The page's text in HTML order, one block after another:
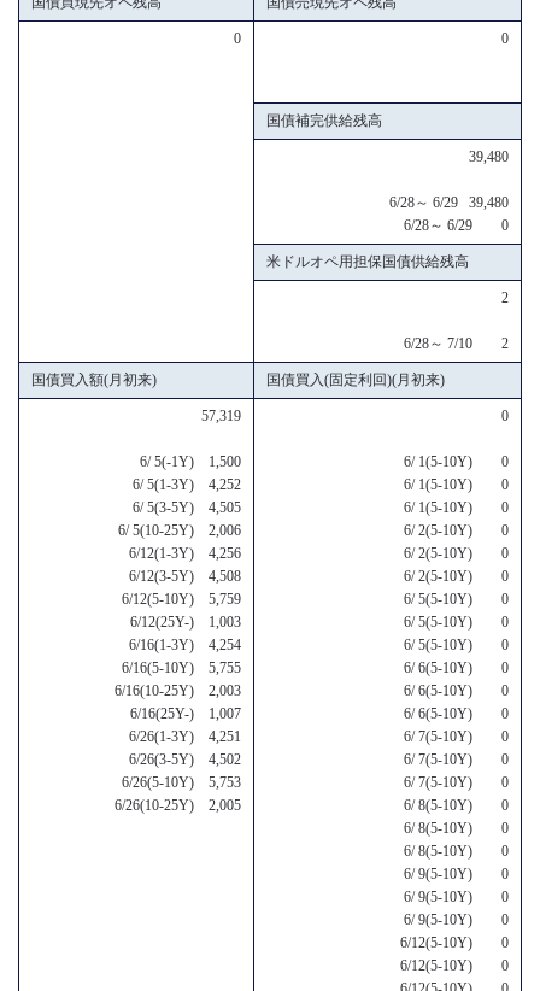
0 0
国債補完供給残高
39,480
6/28～ 6/29 39,480
6/28～ 6/29 0
米ドルオペ用担保国債供給残高
2
6/28～ 7/10 2
国債買入額(月初来) 国債買入(固定利回)(月初来)
57,319
6/ 5(-1Y) 1,500
6/ 5(1-3Y) 4,252
6/ 5(3-5Y) 4,505
6/ 5(10-25Y) 2,006
6/12(1-3Y) 4,256
6/12(3-5Y) 4,508
6/12(5-10Y) 5,759
6/12(25Y-) 1,003
6/16(1-3Y) 4,254
6/16(5-10Y) 5,755
6/16(10-25Y) 2,003
6/16(25Y-) 1,007
6/26(1-3Y) 4,251
6/26(3-5Y) 4,502
6/26(5-10Y) 5,753
6/26(10-25Y) 2,005
0
6/ 1(5-10Y) 0
6/ 1(5-10Y) 0
6/ 1(5-10Y) 0
6/ 2(5-10Y) 0
6/ 2(5-10Y) 0
6/ 2(5-10Y) 0
6/ 5(5-10Y) 0
6/ 5(5-10Y) 0
6/ 5(5-10Y) 0
6/ 6(5-10Y) 0
6/ 6(5-10Y) 0
6/ 6(5-10Y) 0
6/ 7(5-10Y) 0
6/ 7(5-10Y) 0
6/ 7(5-10Y) 0
6/ 8(5-10Y) 0
6/ 8(5-10Y) 0
6/ 8(5-10Y) 0
6/ 9(5-10Y) 0
6/ 9(5-10Y) 0
6/ 9(5-10Y) 0
6/12(5-10Y) 0
6/12(5-10Y) 0